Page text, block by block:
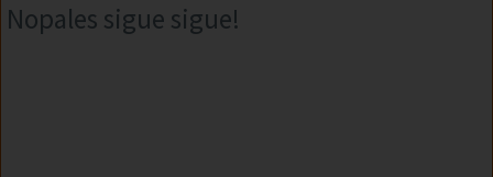
Nopales sigue sigue!